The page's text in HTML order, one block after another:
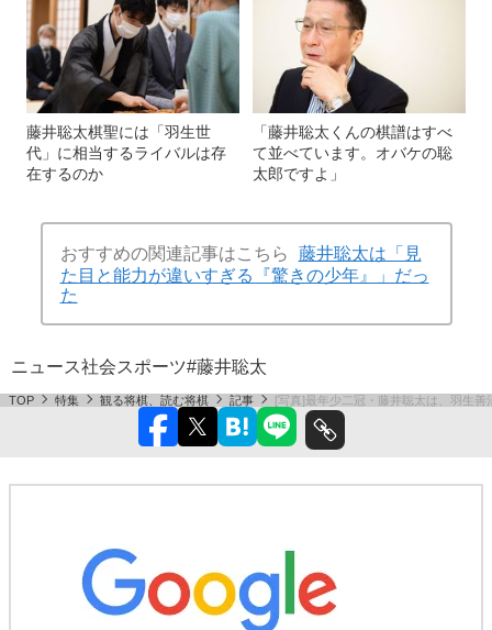
藤井聡太棋聖には「羽生世
代」に相当するライバルは存
在するのか
「藤井聡太くんの棋譜はすべ
て並べています。オバケの聡
太郎ですよ」
おすすめの関連記事はこちら
藤井聡太は「見
た目と能力が違いすぎる『驚きの少年』」だっ
た
ニュース社会スポーツ#藤井聡太
TOP 特集 観る将棋、読む将棋 記事 [写真]最年少二冠・藤井聡太は、羽生